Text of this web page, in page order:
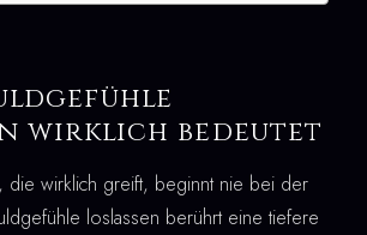
wirklich bedeutet
die wirklich greift, beginnt nie bei der
loslassen berührt eine tiefere